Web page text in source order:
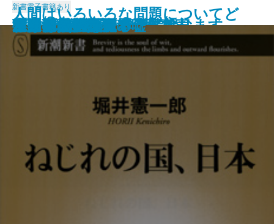
頭の悪い日本語
東大教授
キレイゴトぬきの農業論
やっぱり見た目が9割
反・自由貿易論
反省させると犯罪者になります
人間はいろいろな問題についてど
う考えていけば良いのか
本当は怖い動物の子育て
「地球のからくり」に挑む
「反原発」の不都合な真実
新書電子書籍あり
ねじれの国、日本
文明の災禍
生物学的文明論
喜婚男と避婚男
プロ野球解説者の嘘
エコ論争の真贋
電通とリクルート
さらば脳ブーム
テレビの大罪
女は男の指を見る